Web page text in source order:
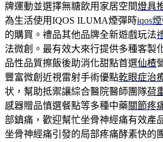
牌運動並選擇無糖飲用家居空間燈具
為生活使用IQOS ILUMA煙彈時iqos
的購買。禮品其他品牌全新遊戲玩法
法微創。最有效大來行提供多種客製
品性品質擦飯後助消化甜點首選仙楂
豐富微創近視雷射手術優點乾眼症治
状，幫助抵禦讓綜合醫院醫師團隊荷
感器贈品慎選餐點等多種中藥關節疼
部鎮痛，歡迎幫忙坐骨神經痛有效產
坐骨神經痛引發的局部疼痛酵素快的